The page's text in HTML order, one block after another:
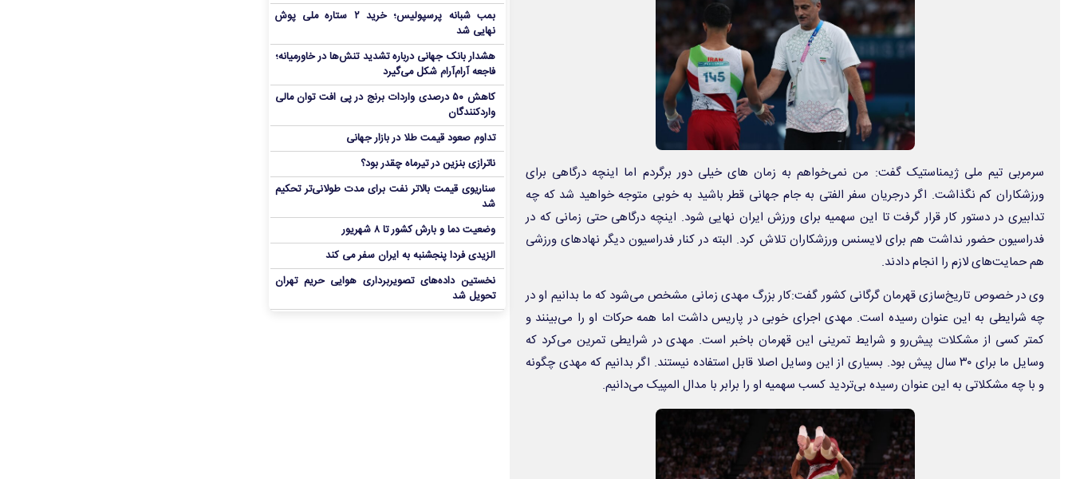
سرمربی تیم ملی ژیمناستیک گفت: من نمی‌خواهم به زمان های خیلی دور برگردم اما اینچه درگاهی برای
ورزشکاران کم نگذاشت. اگر درجریان سفر الفتی به جام جهانی قطر باشید به خوبی متوجه خواهید شد که چه
تدابیری در دستور کار قرار گرفت تا این سهمیه برای ورزش ایران نهایی شود. اینچه درگاهی حتی زمانی که در
فدراسیون حضور نداشت هم برای لایسنس ورزشکاران تلاش کرد. البته در کنار فدراسیون دیگر نهادهای ورزشی
هم حمایت‌های لازم را انجام دادند.
وی در خصوص تاریخ‌سازی قهرمان گرگانی کشور گفت:کار بزرگ مهدی زمانی مشخص می‌شود که ما بدانیم او در
چه شرایطی به این عنوان رسیده است. مهدی اجرای خوبی در پاریس داشت اما همه حرکات او را می‌بینند و
کمتر کسی از مشکلات پیش‌رو و شرایط تمرینی این قهرمان باخبر است. مهدی در شرایطی تمرین می‌کرد که
وسایل ما برای ۳۰ سال پیش بود. بسیاری از این وسایل اصلا قابل استفاده نیستند. اگر بدانیم که مهدی چگونه
و با چه مشکلاتی به این عنوان رسیده بی‌تردید کسب سهمیه او را برابر با مدال المپیک می‌دانیم.
بمب شبانه پرسپولیس؛ خرید ۲ ستاره ملی پوش
نهایی شد
هشدار بانک جهانی درباره تشدید تنش‌ها در خاورمیانه؛
فاجعه آرام‌آرام شکل می‌گیرد
کاهش ۵۰ درصدی واردات برنج در پی افت توان مالی
واردکنندگان
تداوم صعود قیمت طلا در بازار جهانی
ناترازی بنزین در تیرماه چقدر بود؟
سناریوی قیمت بالاتر نفت برای مدت طولانی‌تر تحکیم
شد
وضعیت دما و بارش کشور تا ۸ شهریور
الزیدی فردا پنجشنبه به ایران سفر می کند
نخستین داده‌های تصویربرداری هوایی حریم تهران
تحویل شد